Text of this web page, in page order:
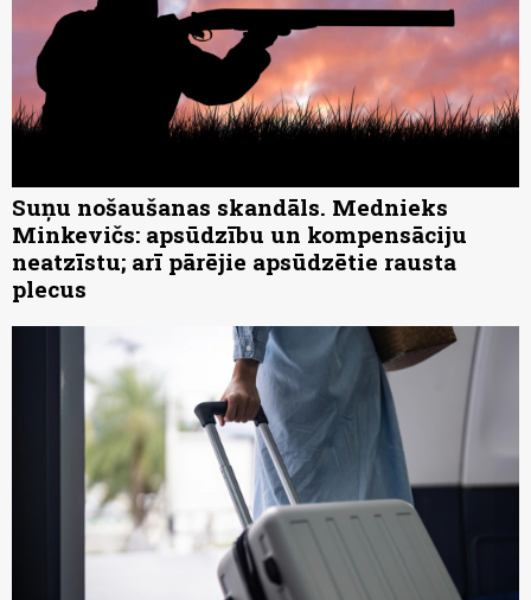
Suņu nošaušanas skandāls. Mednieks
Minkevičs: apsūdzību un kompensāciju
neatzīstu; arī pārējie apsūdzētie rausta
plecus